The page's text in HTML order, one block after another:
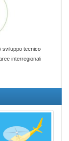
sviluppo tecnico
interregionali